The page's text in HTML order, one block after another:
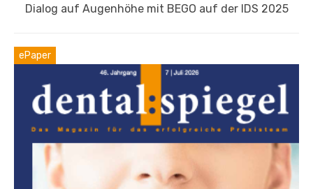
Nächster
Dialog auf Augenhöhe mit BEGO auf der IDS 2025
ePaper